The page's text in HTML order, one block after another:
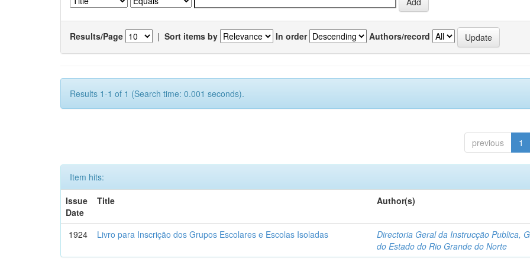
Results/Page | Sort items by In order Authors/record
Results 1-1 of 1 (Search time: 0.001 seconds).
previous 1
Item hits:
Issue
Date
Title Author(s)
1924 Livro para Inscrição dos Grupos Escolares e Escolas Isoladas
Directoria Geral da Instrucção Publica,
do Estado do Rio Grande do Norte